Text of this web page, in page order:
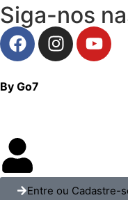
Siga-nos
By Go7
Entre ou Cadastre-